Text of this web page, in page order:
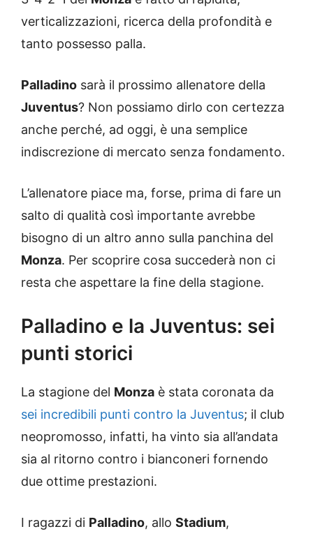
verticalizzazioni, ricerca della profondità e
tanto possesso palla.
Palladino sarà il prossimo allenatore della
Juventus? Non possiamo dirlo con certezza
anche perché, ad oggi, è una semplice
indiscrezione di mercato senza fondamento.
L’allenatore piace ma, forse, prima di fare un
salto di qualità così importante avrebbe
bisogno di un altro anno sulla panchina del
Monza. Per scoprire cosa succederà non ci
resta che aspettare la fine della stagione.
Palladino e la Juventus: sei
punti storici
La stagione del Monza è stata coronata da
sei incredibili punti contro la Juventus; il club
neopromosso, infatti, ha vinto sia all’andata
sia al ritorno contro i bianconeri fornendo
due ottime prestazioni.
I ragazzi di Palladino, allo Stadium,